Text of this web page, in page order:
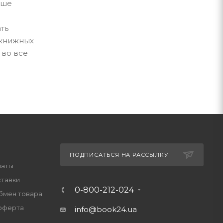
все
товара
ПОДПИСАТЬСЯ НА РАССЫЛКУ
0-800-212-024
info@book24.ua